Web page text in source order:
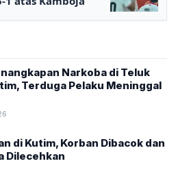
Narkoba di Teluk
Terduga Pelaku Meninggal
di Kutim, Korban Dibacok dan
Dilecehkan